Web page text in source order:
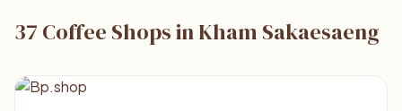
37 Coffee Shops in Kham Sakaesaeng